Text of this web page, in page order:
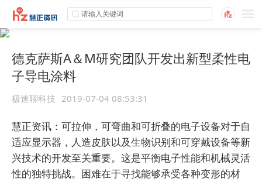
德克萨斯A＆M研究团队开发出新型柔性电
子导电涂料
极速聊科技 2019-07-04 08:53:31
慧正资讯：可拉伸，可弯曲和可折叠的电子设备对于自
适应显示器，人造皮肤以及生物识别和可穿戴设备等新
兴技术的开发至关重要。这是平衡电子性能和机械灵活
性的独特挑战。困难在于寻找能够承受各种变形的材